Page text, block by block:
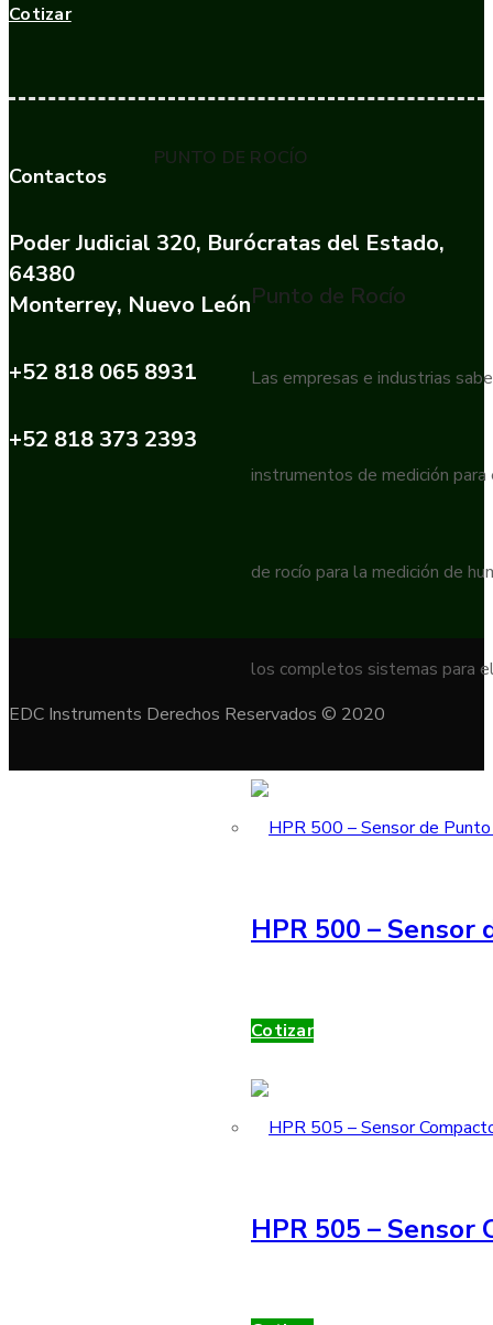
PUNTO DE ROCÍO
Punto de Rocío
Las empresas e industrias
instrumentos de medición
de rocío para la medición de
los completos sistemas para
HPR 500 –
Cotizar
HPR 505 – Sensor
Cotizar
Contactos
Poder Judicial 320, Burócratas del Estado,
64380
Monterrey, Nuevo León
+52 818 065 8931
+52 818 373 2393
EDC Instruments Derechos Reservados © 2020